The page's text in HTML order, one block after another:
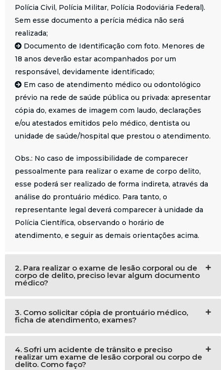
Polícia Civil, Polícia Militar, Polícia Rodoviária Federal).
Sem esse documento a perícia médica não será
realizada;
Documento de Identificação com foto. Menores de
18 anos deverão estar acompanhados por um
responsável, devidamente identificado;
Em caso de atendimento médico ou odontológico
prévio na rede de saúde pública ou privada: apresentar
cópia do, exames de imagem com laudo, declarações
e/ou atestados emitidos pelo médico, dentista ou
unidade de saúde/hospital que prestou o atendimento.
Obs.: No caso de impossibilidade de comparecer
pessoalmente para realizar o exame de corpo delito,
esse poderá ser realizado de forma indireta, através da
análise do prontuário médico. Para tanto, o
representante legal deverá comparecer à unidade da
Polícia Científica, observando o horário de
atendimento, e seguir as demais orientações acima.
2. Para realizar o exame de lesão corporal ou de
corpo de delito, preciso levar algum documento
médico?
3. Como solicitar cópia de prontuário médico,
ficha de atendimento, exames?
4. Sofri um acidente de trânsito e preciso
realizar um exame de lesão corporal ou corpo de
delito. Como faço?